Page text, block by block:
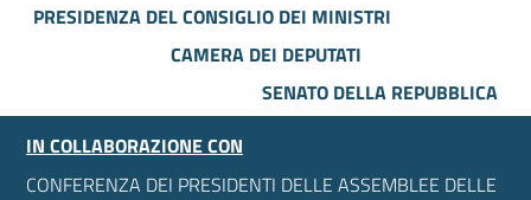
PRESIDENZA DEL CONSIGLIO DEI MINISTRI
CAMERA DEI DEPUTATI
SENATO DELLA REPUBBLICA
IN COLLABORAZIONE CON
CONFERENZA DEI PRESIDENTI DELLE ASSEMBLEE DELLE